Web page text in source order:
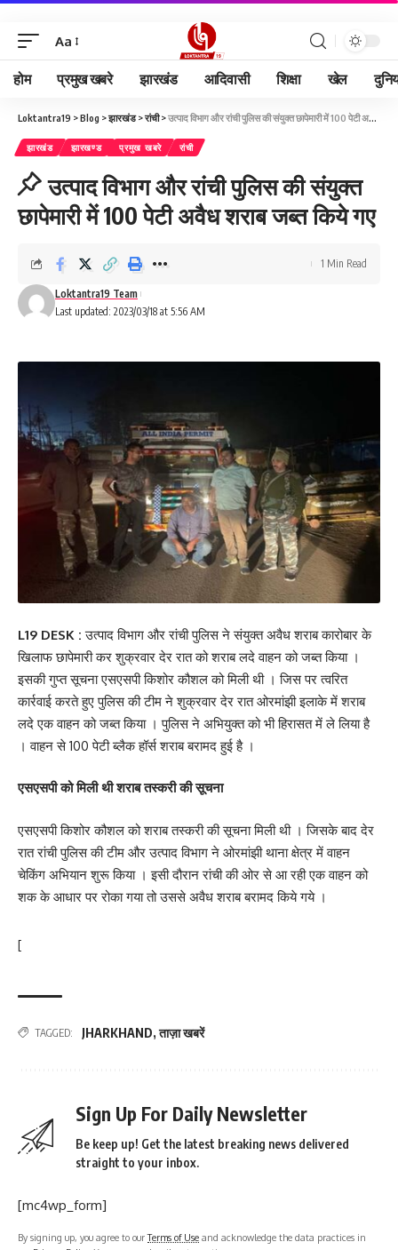
Aa
होम प्रमुख खबरे झारखंड आदिवासी शिक्षा खेल
Loktantra19 >Blog >झारखंड>रांची>उत्पाद विभाग और रांची पुलिस की संयुक्त छापेमारी में 100 पेटी अवैध शराब जब्त किये गए
झारखंड झारखण्ड प्रमुख खबरे रांची
उत्पाद विभाग और रांची पुलिस की संयुक्त
छापेमारी में 100 पेटी अवैध शराब जब्त किये गए
Last updated: 2023/03/18 at 5:56 AM
Loktantra19 Team
1 Min Read
L19 DESK :उत्पाद विभाग और रांची पुलिस ने संयुक्त अवैध शराब कारोबार के
खिलाफ छापेमारी कर शुक्रवार देर रात को शराब लदे वाहन को जब्त किया ।
इसकी गुप्त सूचना एसएसपी किशोर कौशल को मिली थी । जिस पर त्वरित
कार्रवाई करते हुए पुलिस की टीम ने शुक्रवार देर रात ओरमांझी इलाके में शराब
लदे एक वाहन को जब्त किया । पुलिस ने अभियुक्त को भी हिरासत में ले लिया है
। वाहन से 100 पेटी ब्लैक हॉर्स शराब बरामद हुई है ।
एसएसपी को मिली थी शराब तस्करी की सूचना
एसएसपी किशोर कौशल को शराब तस्करी की सूचना मिली थी । जिसके बाद देर
रात रांची पुलिस की टीम और उत्पाद विभाग ने ओरमांझी थाना क्षेत्र में वाहन
चेकिंग अभियान शुरू किया । इसी दौरान रांची की ओर से आ रही एक वाहन को
शक के आधार पर रोका गया तो उससे अवैध शराब बरामद किये गये ।
[
TAGGED: JHARKHAND,ताज़ा खबरें
Sign Up For Daily Newsletter
Be keep up! Get the latest breaking news delivered
straight to your inbox.
[mc4wp_form]
By signing up, you agree to ourTerms of Use and acknowledge the data practices in